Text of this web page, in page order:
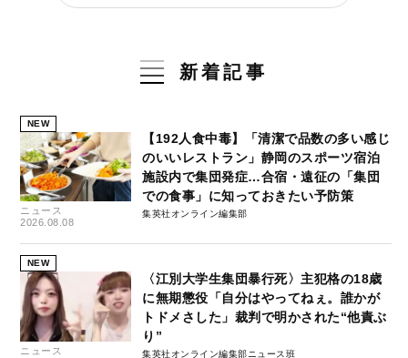
新着記事
NEW
ニュース
2026.08.08
【192人食中毒】「清潔で品数の多い感じ
のいいレストラン」静岡のスポーツ宿泊
施設内で集団発症…合宿・遠征の「集団
での食事」に知っておきたい予防策
集英社オンライン編集部
NEW
ニュース
〈江別大学生集団暴行死〉主犯格の18歳
に無期懲役「自分はやってねぇ。誰かが
トドメさした」裁判で明かされた“他責ぶ
り”
集英社オンライン編集部ニュース班